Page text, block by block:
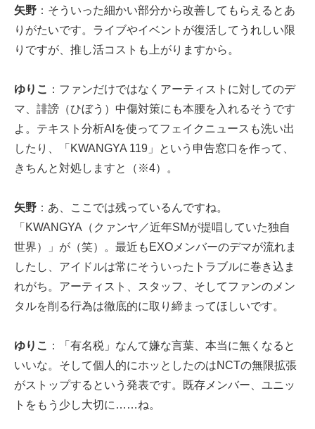
矢野 ：そういった細かい部分から改善してもらえるとあ
りがたいです。ライブやイベントが復活してうれしい限
りですが、推し活コストも上がりますから。
ゆりこ
：ファンだけではなくアーティストに対してのデ
マ、誹謗（ひぼう）中傷対策にも本腰を入れるそうです
よ。テキスト分析AIを使ってフェイクニュースも洗い出
したり、「KWANGYA 119」という申告窓口を作って、
きちんと対処しますと（ ※4）。
矢野 ：あ、ここでは残っているんですね。
「KWANGYA（クァンヤ／近年SMが提唱していた独自
世界）」が（笑）。最近もEXOメンバーのデマが流れま
したし、アイドルは常にそういったトラブルに巻き込ま
れがち。アーティスト、スタッフ、そしてファンのメン
タルを削る行為は徹底的に取り締まってほしいです。
ゆりこ
：「有名税」なんて嫌な言葉、本当に無くなると
いいな。そして個人的にホッとしたのはNCTの無限拡張
がストップするという発表です。既存メンバー、ユニッ
トをもう少し大切に……ね。